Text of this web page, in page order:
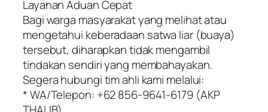
Layanan Aduan Cepat
Bagi warga masyarakat yang melihat atau
mengetahui keberadaan satwa liar (buaya)
tersebut, diharapkan tidak mengambil
tindakan sendiri yang membahayakan.
Segera hubungi tim ahli kami melalui:
* WA/Telepon: +62 856-9641-6179 (AKP